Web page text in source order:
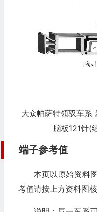
大众帕萨特领驭车系
脑板121针(
端子参考值
本页以原始资料
考值请按上方资料图核